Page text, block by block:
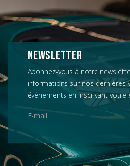
NEWSLETTER
Abonnez-vous à notre
informations sur nos dernières
événements en inscrivant votre